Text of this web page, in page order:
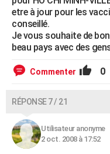
etre à jour pour les
conseillé.
Je vous souhaite de
beau pays avec des
Commenter 0
RÉPONSE 7 / 21
Utilisateur anonyme
2 oct. 2008 à 17:52